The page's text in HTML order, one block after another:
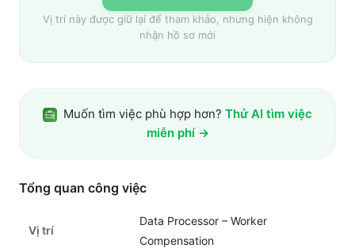
Vị trí này được giữ lại để tham khảo, nhưng hiện không
nhận hồ sơ mới
Muốn tìm việc phù hợp hơn? Thử AI tìm việc
miễn phí →
Tổng quan công việc
Vị trí
Data Processor – Worker
Compensation